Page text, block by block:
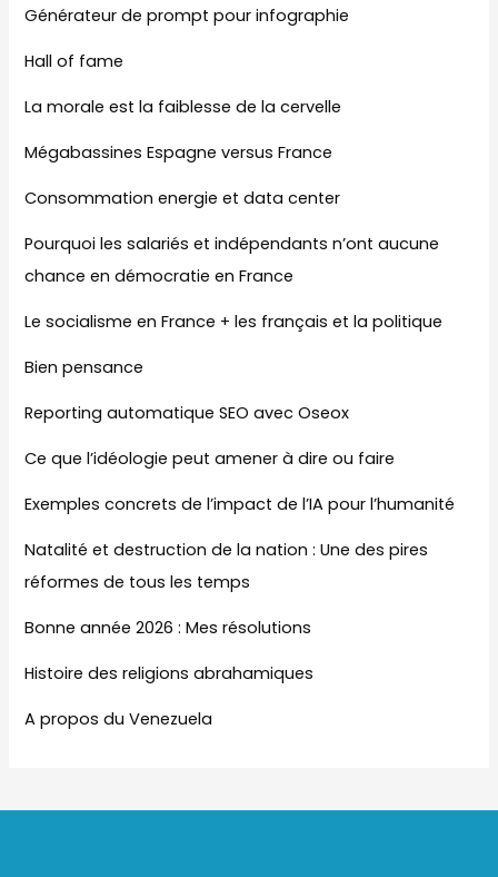
Générateur de prompt pour infographie
Hall of fame
La morale est la faiblesse de la cervelle
Mégabassines Espagne versus France
Consommation energie et data center
Pourquoi les salariés et indépendants n’ont aucune
chance en démocratie en France
Le socialisme en France + les français et la politique
Bien pensance
Reporting automatique SEO avec Oseox
Ce que l’idéologie peut amener à dire ou faire
Exemples concrets de l’impact de l’IA pour l’humanité
Natalité et destruction de la nation : Une des pires
réformes de tous les temps
Bonne année 2026 : Mes résolutions
Histoire des religions abrahamiques
A propos du Venezuela